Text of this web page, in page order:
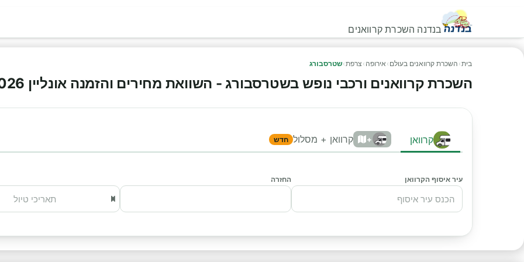
בנדנה השכרת קרוואנים
בית› השכרת קרוואנים בעולם › אירופה › צרפת›שטרסבורג
השכרת קרוואנים ורכבי נופש בשטרסבורג - השוואת מחירים והזמנה אונליין 2026
קרוואן + קרוואן + מסלול חדש
עיר איסוף הקרוואן החזרה